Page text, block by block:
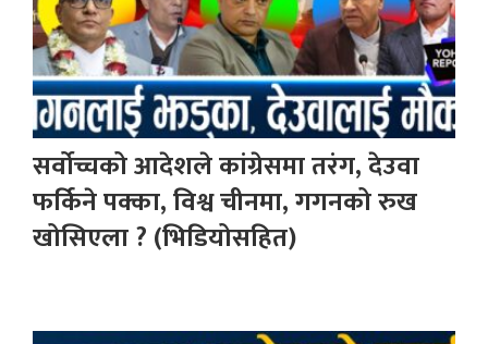
सर्वोच्चको आदेशले कांग्रेसमा तरंग, देउवा
फर्किने पक्का, विश्व चीनमा, गगनको रुख
खोसिएला ? (भिडियोसहित)